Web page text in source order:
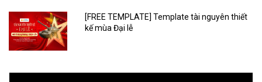
[FREE TEMPLATE] Template tài nguyên thiết
kế mùa Đại lễ